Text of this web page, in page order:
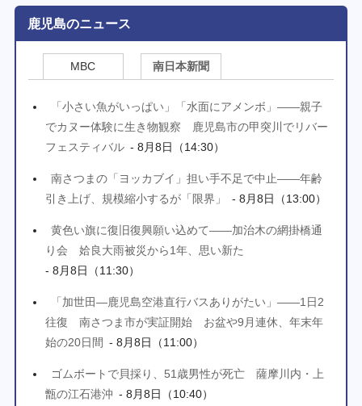
鹿児島のニュース
MBC 南日本新聞
「小さい魚がいっぱい」「水面にアメンボ」――親子
でカヌー体験に生き物観察 鹿児島市の甲突川でリバー
フェスティバル - 8月8日（14:30）
南さつまの「ヨッカブイ」担い手不足で中止――年齢
引き上げ、規模縮小するが「限界」
- 8月8日（13:00）
黄色い旗に復旧復興願い込めて――加治木の網掛橋通
り会 姶良大雨被災から1年、思い新た
- 8月8日（11:30）
「加世田―鹿児島空港直行バスありがたい」――1日2
往復 南さつま市が実証開始 お盆や9月連休、年末年
始の20日間 - 8月8日（11:00）
ゴムボートで貝採り、51歳男性が死亡 薩摩川内・上
甑の江石港沖 - 8月8日（10:40）